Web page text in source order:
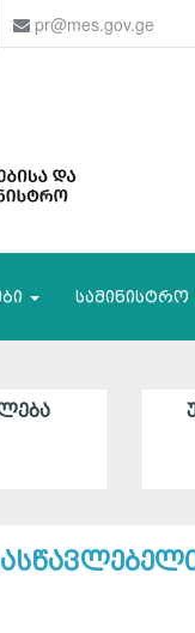
pr@mes.gov.ge
სამინისტრო